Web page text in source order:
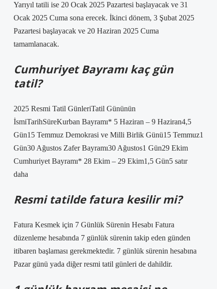
Yarıyıl tatili ise 20 Ocak 2025 Pazartesi başlayacak ve 31
Ocak 2025 Cuma sona erecek. İkinci dönem, 3 Şubat 2025
Pazartesi başlayacak ve 20 Haziran 2025 Cuma
tamamlanacak.
Cumhuriyet Bayramı kaç gün
tatil?
2025 Resmi Tatil GünleriTatil Gününün
İsmiTarihSüreKurban Bayramı* 5 Haziran – 9 Haziran4,5
Gün15 Temmuz Demokrasi ve Milli Birlik Günü15 Temmuz1
Gün30 Ağustos Zafer Bayramı30 Ağustos1 Gün29 Ekim
Cumhuriyet Bayramı* 28 Ekim – 29 Ekim1,5 Gün5 satır
daha
Resmi tatilde fatura kesilir mi?
Fatura Kesmek için 7 Günlük Sürenin Hesabı Fatura
düzenleme hesabında 7 günlük sürenin takip eden günden
itibaren başlaması gerekmektedir. 7 günlük sürenin hesabına
Pazar günü yada diğer resmi tatil günleri de dahildir.